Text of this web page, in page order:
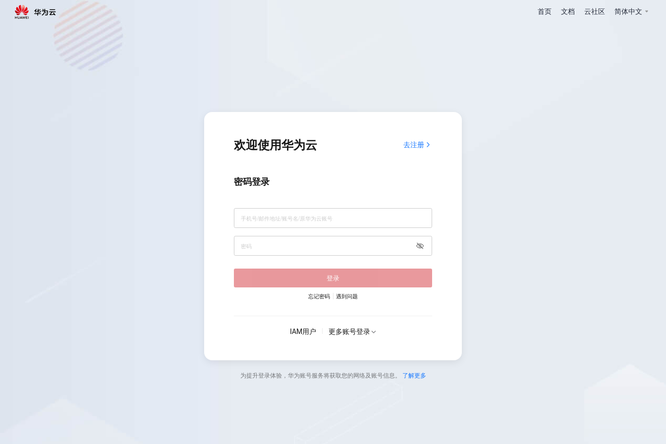
首页 文档 云社区 简体中文
欢迎使用华为云 去注册
密码登录
登录
忘记密码 遇到问题
IAM用户 更多账号登录
为提升登录体验，华为账号服务将获取您的网络及账号信息。 了解更多